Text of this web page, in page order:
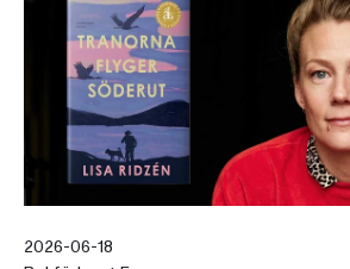
2026-06-18